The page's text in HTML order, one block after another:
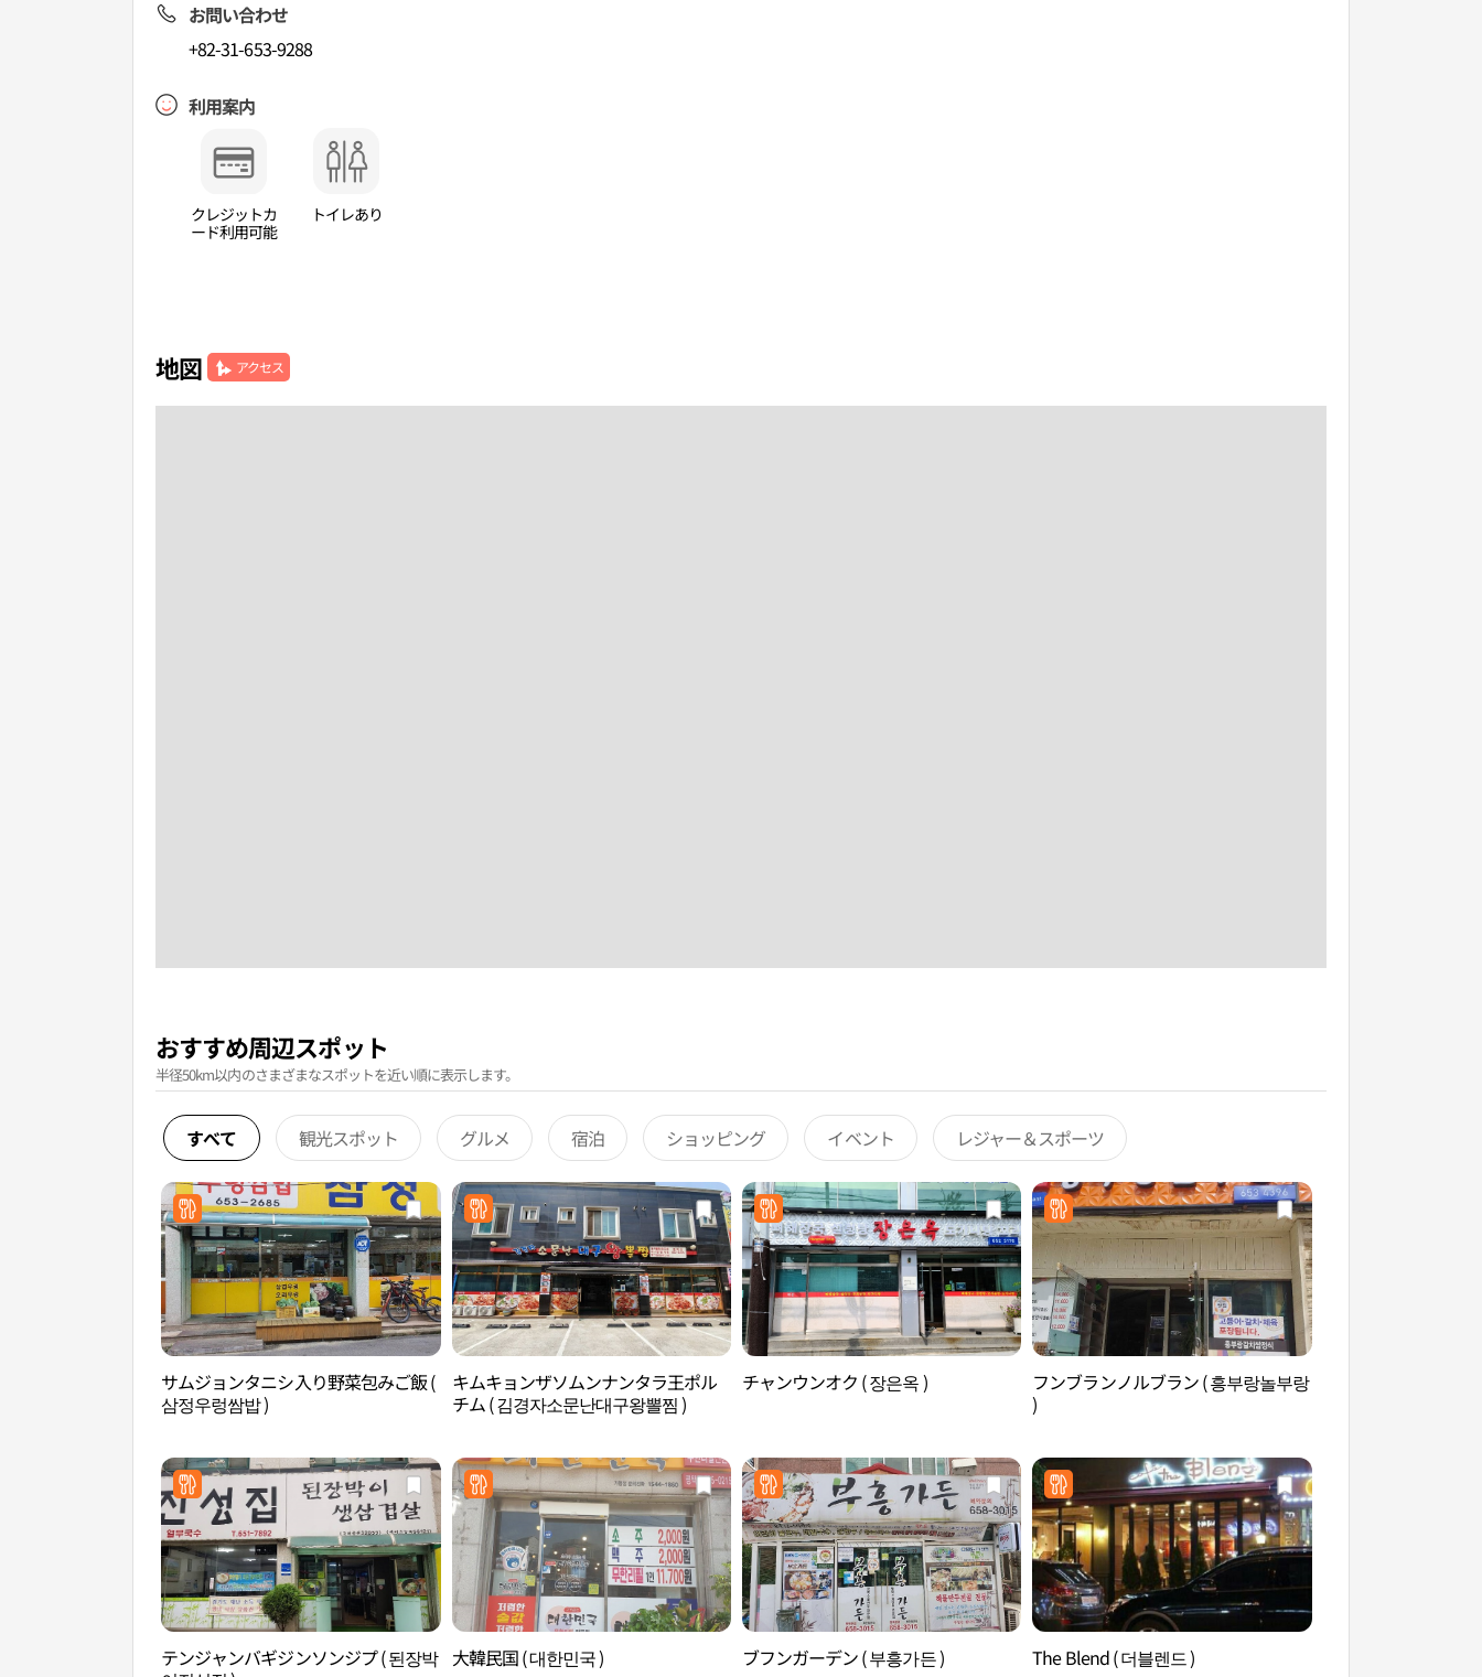
お問い合わせ
+82-31-653-9288
利用案内
クレジットカ
ード利用可能
トイレあり
地図 アクセス
おすすめ周辺スポット
半径50km以内のさまざまなスポットを近い順に表示します。
すべて 観光スポット グルメ 宿泊 ショッピング イベント レジャー＆スポーツ
サムジョンタニシ入り野菜包みご飯 (
삼정우렁쌈밥 )
キムキョンザソムンナンタラ王ポル
チム ( 김경자소문난대구왕뽈찜 )
チャンウンオク ( 장은옥 )
フンブランノルブラン ( 흥부랑놀부랑
)
テンジャンバギジンソンジプ ( 된장박 大韓民国 ( 대한민국 ) ブフンガーデン ( 부흥가든 ) The Blend ( 더블렌드 )